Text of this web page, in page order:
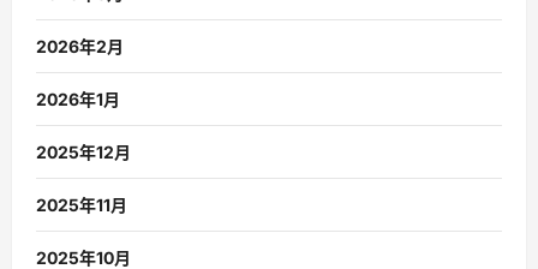
2026年2月
2026年1月
2025年12月
2025年11月
2025年10月